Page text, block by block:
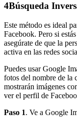
4Búsqueda
Este método es ideal
Facebook. Pero si
asegúrate de que la
activa en las redes
Puedes usar Google
fotos del nombre de la
mostrarán imágenes
ver el perfil de
Paso 1. Ve a Google